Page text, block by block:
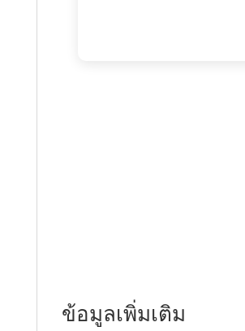
ข้อมูลเพิ่มเติม